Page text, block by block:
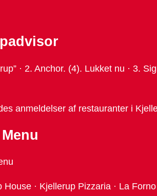
· 2. Anchor. (4). Lukket nu · 3.
anmeldelser af restauranter i
· Kjellerup Pizzaria · La